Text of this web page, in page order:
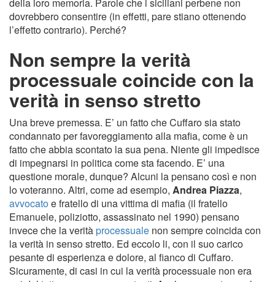
della loro memoria. Parole che i siciliani perbene non
dovrebbero consentire (in effetti, pare stiano ottenendo
l’effetto contrario). Perché?
Non sempre la verità
processuale coincide con la
verità in senso stretto
Una breve premessa. E’ un fatto che Cuffaro sia stato
condannato per favoreggiamento alla mafia, come è un
fatto che abbia scontato la sua pena. Niente gli impedisce
di impegnarsi in politica come sta facendo. E’ una
questione morale, dunque? Alcuni la pensano così e non
lo voteranno. Altri, come ad esempio, Andrea Piazza,
avvocatoe fratello di una vittima di mafia (il fratello
Emanuele, poliziotto, assassinato nel 1990) pensano
invece che la veritàprocessuale non sempre coincida con
la verità in senso stretto. Ed eccolo li, con il suo carico
pesante di esperienza e dolore, al fianco di Cuffaro.
Sicuramente, di casi in cui la verità processuale non era